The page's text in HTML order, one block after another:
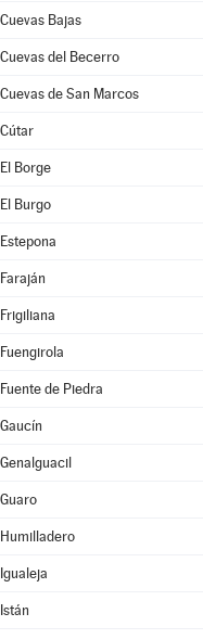
Cuevas Bajas
Cuevas del Becerro
Cuevas de San Marcos
Cútar
El Borge
El Burgo
Estepona
Faraján
Frigiliana
Fuengirola
Fuente de Piedra
Gaucín
Genalguacil
Guaro
Humilladero
Igualeja
Istán